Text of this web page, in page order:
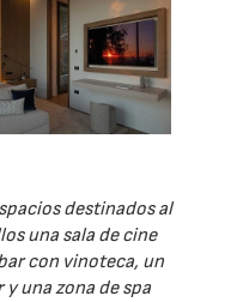
destinados al
una sala de cine
con vinoteca, un
una zona de spa